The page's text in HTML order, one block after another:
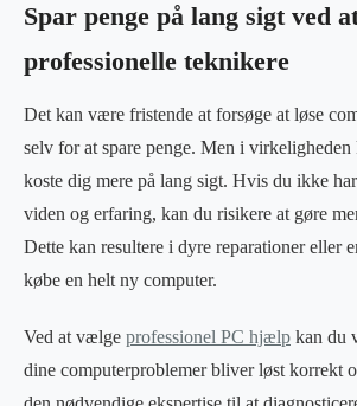
Spar penge på lang sigt ved
professionelle teknikere
Det kan være fristende at forsøge at løse
selv for at spare penge. Men i virkeligheden
koste dig mere på lang sigt. Hvis du ikke
viden og erfaring, kan du risikere at gøre
Dette kan resultere i dyre reparationer eller
købe en helt ny computer.
Ved at vælge professionel PC hjælp kan du
dine computerproblemer bliver løst korrekt